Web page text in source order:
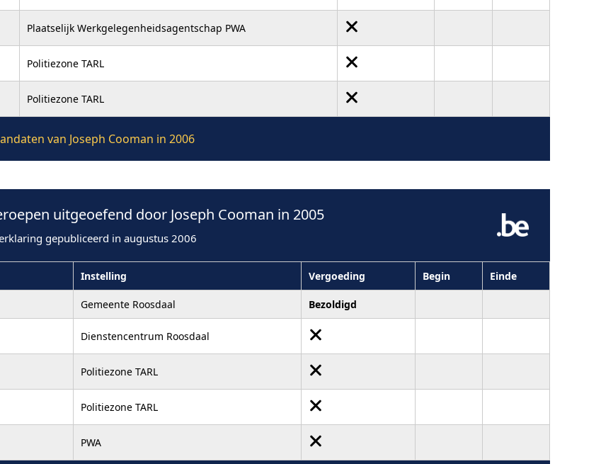
Plaatselijk Werkgelegenheidsagentschap PWA
Politiezone TARL
Politiezone TARL
van Joseph Cooman in 2006
uitgeoefend door Joseph Cooman in 2005
gepubliceerd in augustus 2006
Instelling Vergoeding Begin Einde
Gemeente Roosdaal Bezoldigd
Dienstencentrum Roosdaal
Politiezone TARL
Politiezone TARL
PWA